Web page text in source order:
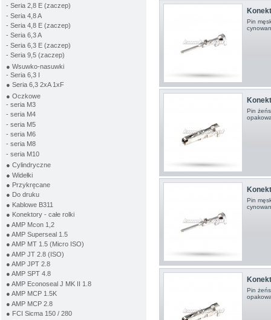
- Seria 2,8 E (zaczep)
- Seria 4,8 A
- Seria 4,8 E (zaczep)
- Seria 6,3 A
- Seria 6,3 E (zaczep)
- Seria 9,5 (zaczep)
● Wsuwko-nasuwki
- Seria 6,3 I
● Seria 6,3 2xA 1xF
● Oczkowe
- seria M3
- seria M4
- seria M5
- seria M6
- seria M8
- seria M10
● Cylindryczne
● Widełki
● Przykręcane
● Do druku
● Kablowe B311
● Konektory - całe rolki
● AMP Mcon 1,2
● AMP Superseal 1.5
● AMP MT 1.5 (Micro ISO)
● AMP JT 2.8 (ISO)
● AMP JPT 2.8
● AMP SPT 4.8
● AMP Econoseal J MK II 1.8
● AMP MCP 1.5K
● AMP MCP 2.8
● FCI Sicma 150 / 280
Pin
Pin
Pin
Pin